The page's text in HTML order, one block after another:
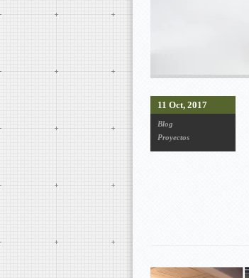
11 Oct, 2017
Blog
Proyectos